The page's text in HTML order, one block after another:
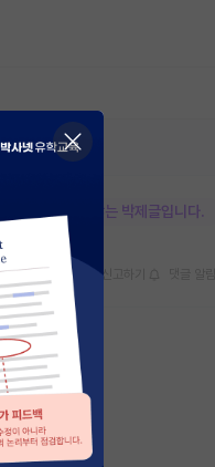
본문이 수정되지 않는 박제글입니다.
스크랩 신고하기